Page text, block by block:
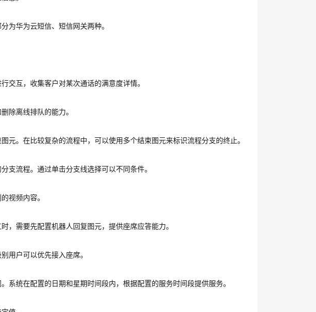
为华为云短信、短信网关两种。
交互，收集客户对某次通话的满意度详情。
除离线排队的能力。
元。在比较复杂的流程中，可以使用多个结束图元来标识流程分支的终止。
支流程。通过单击分支线选择可以不同条件。
视频内容。
，需要先配置机器人回复图元，提供座席应答能力。
用户可以优先接入座席。
系统在配置的日期和星期时间段内，根据配置的服务时间段提供服务。